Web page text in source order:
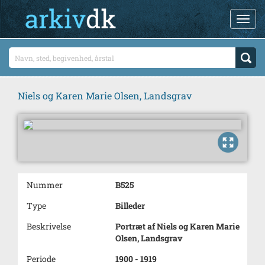
Niels og Karen Marie Olsen, Landsgrav
Nummer
B525
Type
Billeder
Beskrivelse
Portræt af Niels og Karen Marie
Olsen, Landsgrav
Periode
1900 - 1919